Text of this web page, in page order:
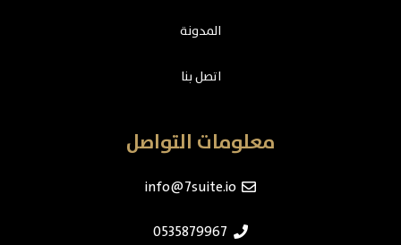
المدونة
اتصل بنا
معلومات التواصل
info@7suite.io
0535879967